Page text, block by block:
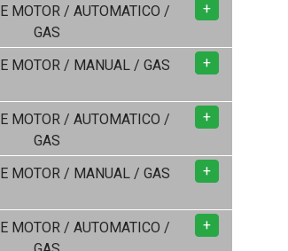
MOTOR / AUTOMATICO /
GAS
+
MOTOR / MANUAL / GAS +
MOTOR / AUTOMATICO /
GAS
+
MOTOR / MANUAL / GAS +
MOTOR / AUTOMATICO /
+